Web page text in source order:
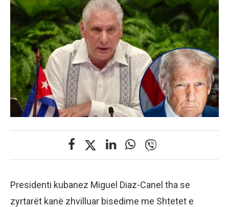
Presidenti kubanez Miguel Diaz-Canel tha se
zyrtarët kanë zhvilluar bisedime me Shtetet e